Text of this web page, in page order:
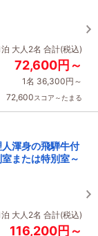
泊 大人2名 合計(税込)
72,600円～
1名 36,300円～
72,600スコア～たまる
渾身の飛騨牛付
または特別室～
泊 大人2名 合計(税込)
116,200円～